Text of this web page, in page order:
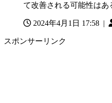
て改善される可能性はあ
2024年4月1日 17:58 |
スポンサーリンク